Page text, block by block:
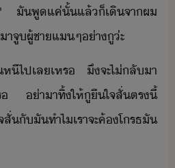
​ั​พู​แค่ั้​แล้็​เิ​จา​ผ​
า​จู​ผู้ชา​แ​ๆ​่า​ู​่ะ
หี​ไป​เล​เหร​ ​ ​ึ​จะ​ไ่​ลัา​
​่า​าทิ​้​ให้​ูื​ใจสั่​ตรี้​
สั่​ั​ั​ทำไ​เรา​จะ​ค้​โรธ​ั​